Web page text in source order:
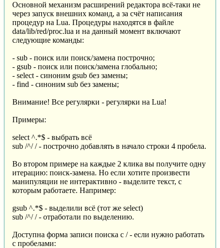
Основной механизм расширений редактора всё-таки не
через запуск внешних команд, а за счёт написания
процедур на Lua. Процедуры находятся в файле
data/lib/red/proc.lua и на данный момент включают
следующие команды:
- sub - поиск или поиск/замена построчно;
- gsub - поиск или поиск/замена глобально;
- select - синоним gsub без замены;
- find - синоним sub без замены;
Внимание! Все регулярки - регулярки на Lua!
Примеры:
select ^.*$ - выбрать всё
sub /^/ / - построчно добавлять в начало строки 4 пробела.
Во втором примере на каждые 2 клика вы получите одну
итерацию: поиск-замена. Но если хотите произвести
манипуляции не интерактивно - выделите текст, с
которым работаете. Например:
gsub ^.*$ - выделили всё (тот же select)
sub /^/ / - отработали по выделению.
Доступна форма записи поиска с / - если нужно работать
с пробелами: